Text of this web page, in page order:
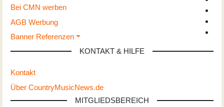
Bei CMN werben
AGB Werbung
Banner Referenzen
KONTAKT & HILFE
Kontakt
Über CountryMusicNews.de
MITGLIEDSBEREICH